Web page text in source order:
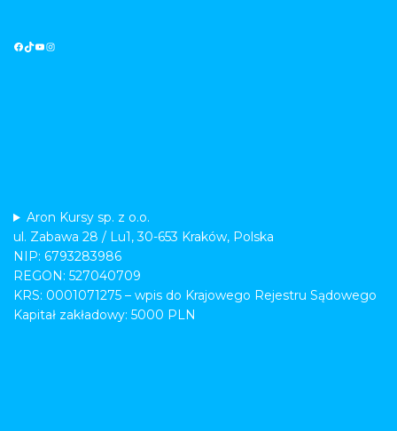
Aron Kursy sp. z o.o.
ul. Zabawa 28 / Lu1, 30-653 Kraków, Polska
NIP: 6793283986
REGON: 527040709
KRS: 0001071275 – wpis do Krajowego Rejestru Sądowego
Kapitał zakładowy: 5000 PLN